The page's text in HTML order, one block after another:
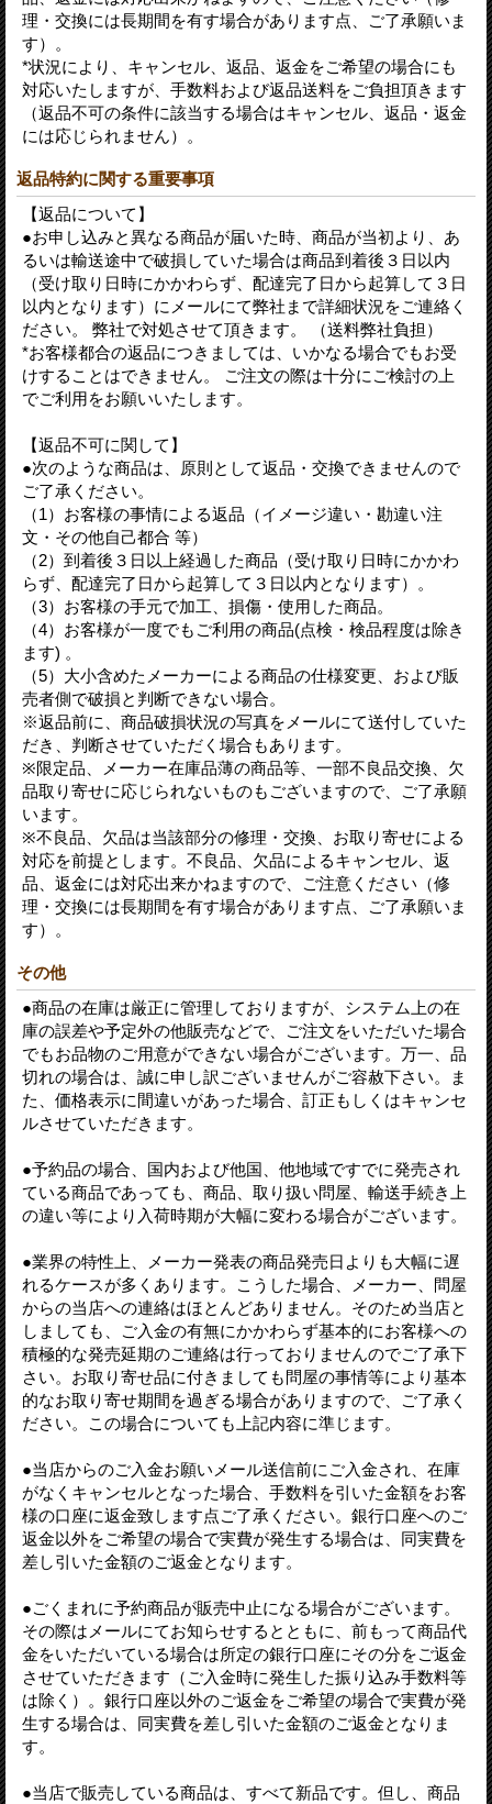
理・交換には長期間を有す場合があります点、ご了承願いま
す）。
*状況により、キャンセル、返品、返金をご希望の場合にも
対応いたしますが、手数料および返品送料をご負担頂きます
（返品不可の条件に該当する場合はキャンセル、返品・返金
には応じられません）。
返品特約に関する重要事項
【返品について】
●お申し込みと異なる商品が届いた時、商品が当初より、あ
るいは輸送途中で破損していた場合は商品到着後３日以内
（受け取り日時にかかわらず、配達完了日から起算して３日
以内となります）にメールにて弊社まで詳細状況をご連絡く
ださい。 弊社で対処させて頂きます。 （送料弊社負担）
*お客様都合の返品につきましては、いかなる場合でもお受
けすることはできません。 ご注文の際は十分にご検討の上
でご利用をお願いいたします。
【返品不可に関して】
●次のような商品は、原則として返品・交換できませんので
ご了承ください。
（1）お客様の事情による返品（イメージ違い・勘違い注
文・その他自己都合 等）
（2）到着後３日以上経過した商品（受け取り日時にかかわ
らず、配達完了日から起算して３日以内となります）。
（3）お客様の手元で加工、損傷・使用した商品。
（4）お客様が一度でもご利用の商品(点検・検品程度は除き
ます) 。
（5）大小含めたメーカーによる商品の仕様変更、および販
売者側で破損と判断できない場合。
※返品前に、商品破損状況の写真をメールにて送付していた
だき、判断させていただく場合もあります。
※限定品、メーカー在庫品薄の商品等、一部不良品交換、欠
品取り寄せに応じられないものもございますので、ご了承願
います。
※不良品、欠品は当該部分の修理・交換、お取り寄せによる
対応を前提とします。不良品、欠品によるキャンセル、返
品、返金には対応出来かねますので、ご注意ください（修
理・交換には長期間を有す場合があります点、ご了承願いま
す）。
その他
●商品の在庫は厳正に管理しておりますが、システム上の在
庫の誤差や予定外の他販売などで、ご注文をいただいた場合
でもお品物のご用意ができない場合がございます。万一、品
切れの場合は、誠に申し訳ございませんがご容赦下さい。ま
た、価格表示に間違いがあった場合、訂正もしくはキャンセ
ルさせていただきます。
●予約品の場合、国内および他国、他地域ですでに発売され
ている商品であっても、商品、取り扱い問屋、輸送手続き上
の違い等により入荷時期が大幅に変わる場合がございます。
●業界の特性上、メーカー発表の商品発売日よりも大幅に遅
れるケースが多くあります。こうした場合、メーカー、問屋
からの当店への連絡はほとんどありません。そのため当店と
しましても、ご入金の有無にかかわらず基本的にお客様への
積極的な発売延期のご連絡は行っておりませんのでご了承下
さい。お取り寄せ品に付きましても問屋の事情等により基本
的なお取り寄せ期間を過ぎる場合がありますので、ご了承く
ださい。この場合についても上記内容に準じます。
●当店からのご入金お願いメール送信前にご入金され、在庫
がなくキャンセルとなった場合、手数料を引いた金額をお客
様の口座に返金致します点ご了承ください。銀行口座へのご
返金以外をご希望の場合で実費が発生する場合は、同実費を
差し引いた金額のご返金となります。
●ごくまれに予約商品が販売中止になる場合がございます。
その際はメールにてお知らせするとともに、前もって商品代
金をいただいている場合は所定の銀行口座にその分をご返金
させていただきます（ご入金時に発生した振り込み手数料等
は除く）。銀行口座以外のご返金をご希望の場合で実費が発
生する場合は、同実費を差し引いた金額のご返金となりま
す。
●当店で販売している商品は、すべて新品です。但し、商品